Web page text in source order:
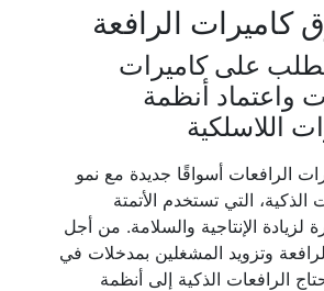
الرافعة
على كاميرات
واعتماد أنظمة
اللاسلكية
الرافعات أسواقًا جديدة مع نمو
الذكية، التي تستخدم الأتمتة
لزيادة الإنتاجية والسلامة. من أجل
وتزويد المشغلين بمدخلات في
الرافعات الذكية إلى أنظمة